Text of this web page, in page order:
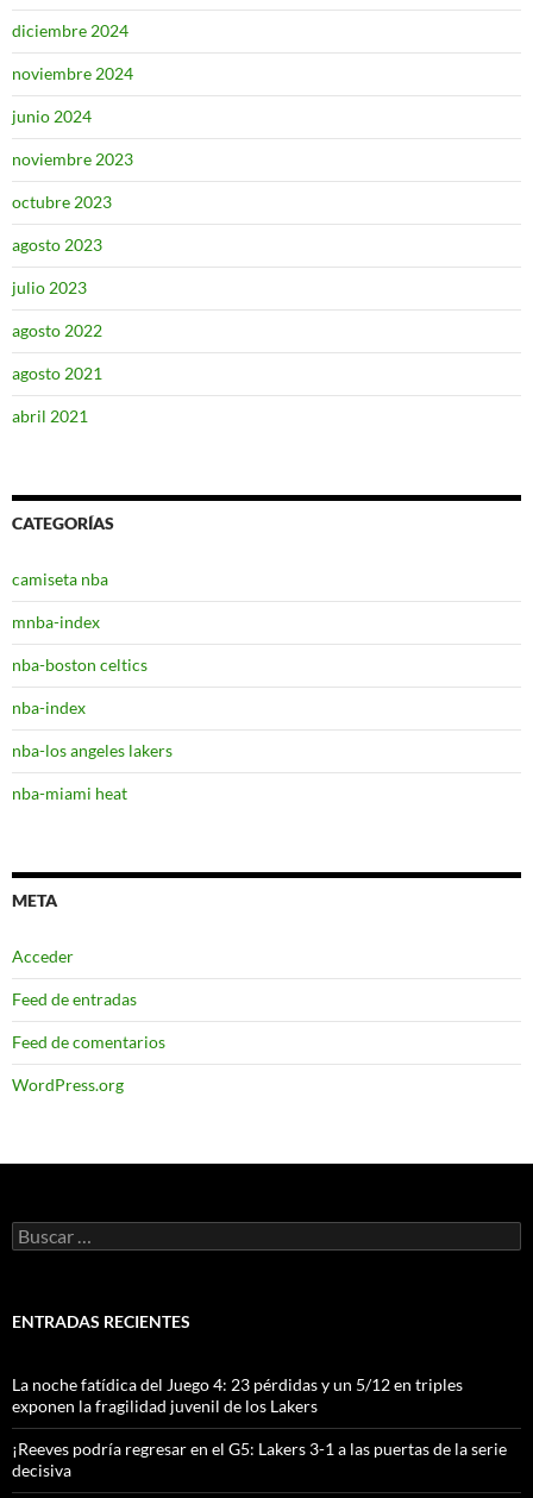
diciembre 2024
noviembre 2024
junio 2024
noviembre 2023
octubre 2023
agosto 2023
julio 2023
agosto 2022
agosto 2021
abril 2021
CATEGORÍAS
camiseta nba
mnba-index
nba-boston celtics
nba-index
nba-los angeles lakers
nba-miami heat
META
Acceder
Feed de entradas
Feed de comentarios
WordPress.org
Buscar:
ENTRADAS RECIENTES
La noche fatídica del Juego 4: 23 pérdidas y un 5/12 en triples
exponen la fragilidad juvenil de los Lakers
¡Reeves podría regresar en el G5: Lakers 3-1 a las puertas de la serie
decisiva